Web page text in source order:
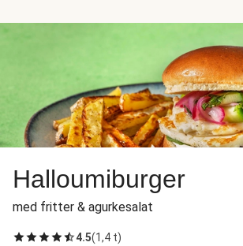
Halloumiburger
med fritter & agurkesalat
4.5(1,4 t)